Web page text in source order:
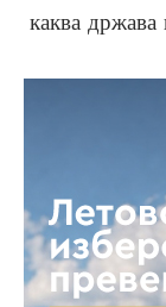
каква држава